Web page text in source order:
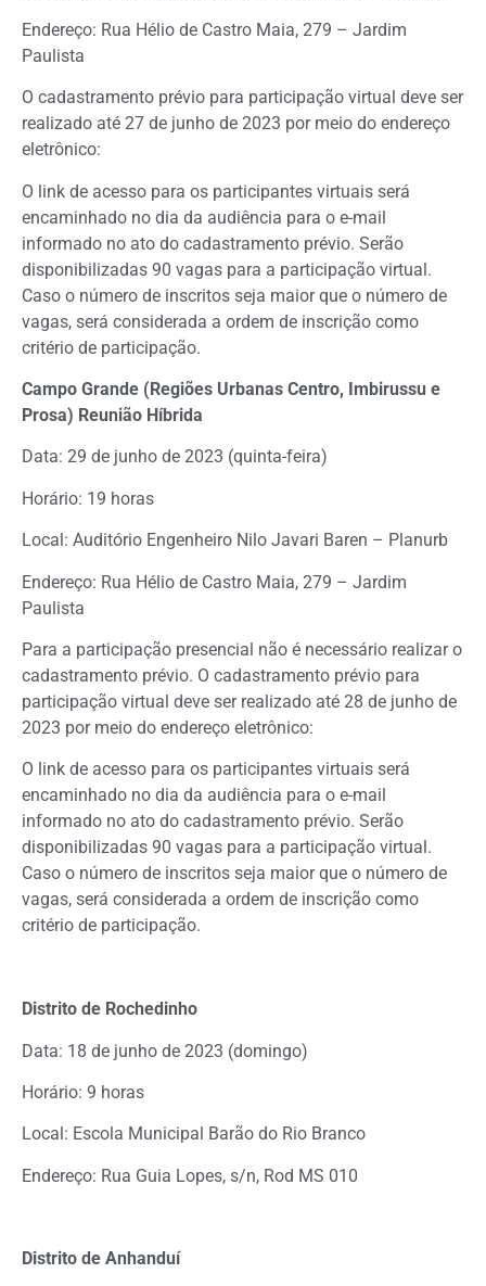
Endereço: Rua Hélio de Castro Maia, 279 – Jardim
Paulista
O cadastramento prévio para participação virtual deve ser
realizado até 27 de junho de 2023 por meio do endereço
eletrônico:
O link de acesso para os participantes virtuais será
encaminhado no dia da audiência para o e-mail
informado no ato do cadastramento prévio. Serão
disponibilizadas 90 vagas para a participação virtual.
Caso o número de inscritos seja maior que o número de
vagas, será considerada a ordem de inscrição como
critério de participação.
Campo Grande (Regiões Urbanas Centro, Imbirussu e
Prosa) Reunião Híbrida
Data: 29 de junho de 2023 (quinta-feira)
Horário: 19 horas
Local: Auditório Engenheiro Nilo Javari Baren – Planurb
Endereço: Rua Hélio de Castro Maia, 279 – Jardim
Paulista
Para a participação presencial não é necessário realizar o
cadastramento prévio. O cadastramento prévio para
participação virtual deve ser realizado até 28 de junho de
2023 por meio do endereço eletrônico:
O link de acesso para os participantes virtuais será
encaminhado no dia da audiência para o e-mail
informado no ato do cadastramento prévio. Serão
disponibilizadas 90 vagas para a participação virtual.
Caso o número de inscritos seja maior que o número de
vagas, será considerada a ordem de inscrição como
critério de participação.
Distrito de Rochedinho
Data: 18 de junho de 2023 (domingo)
Horário: 9 horas
Local: Escola Municipal Barão do Rio Branco
Endereço: Rua Guia Lopes, s/n, Rod MS 010
Distrito de Anhanduí